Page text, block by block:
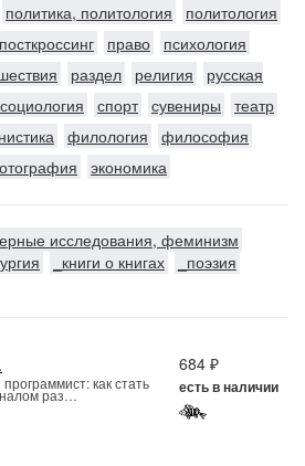
политика, политология
политология
право
психология
раздел религия
русская
социология спорт сувениры
театр
филология
философия
экономика
исследования, феминизм
_книги о книгах
_поэзия
как стать
раз…
684 ₽
есть в наличии